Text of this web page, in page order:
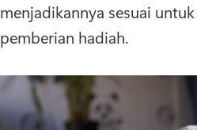
menjadikannya sesuai
pemberian hadiah.